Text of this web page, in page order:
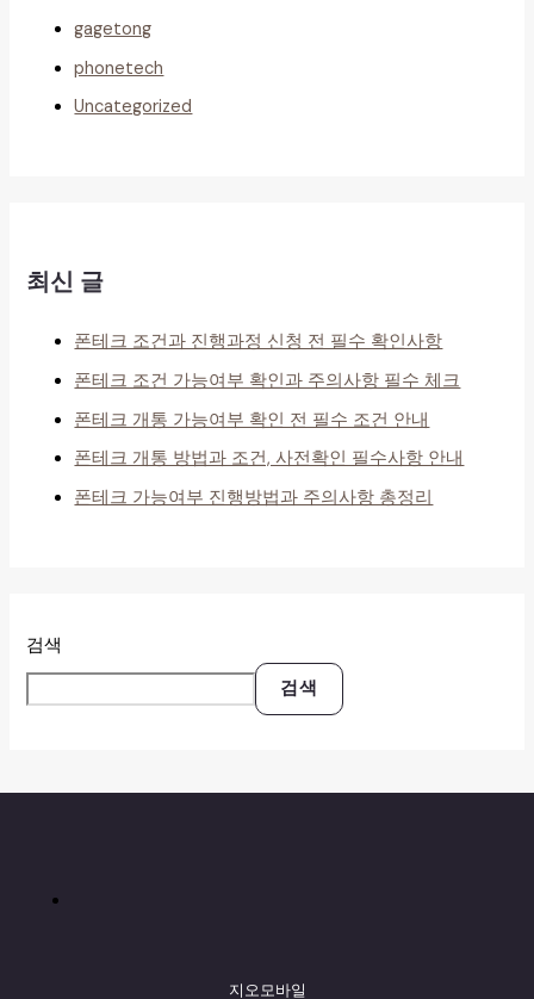
gagetong
phonetech
Uncategorized
최신 글
폰테크 조건과 진행과정 신청 전 필수 확인사항
폰테크 조건 가능여부 확인과 주의사항 필수 체크
폰테크 개통 가능여부 확인 전 필수 조건 안내
폰테크 개통 방법과 조건, 사전확인 필수사항 안내
폰테크 가능여부 진행방법과 주의사항 총정리
검색
검색
지오모바일